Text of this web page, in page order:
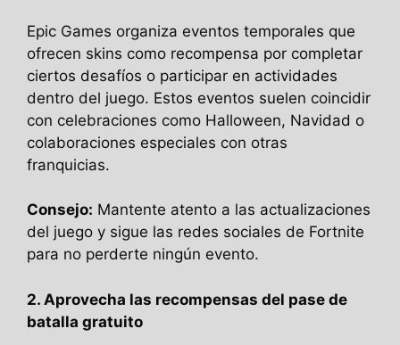
Epic Games organiza eventos temporales que
ofrecen skins como recompensa por completar
ciertos desafíos o participar en actividades
dentro del juego. Estos eventos suelen coincidir
con celebraciones como Halloween, Navidad o
colaboraciones especiales con otras
franquicias.
Consejo: Mantente atento a las actualizaciones
del juego y sigue las redes sociales de Fortnite
para no perderte ningún evento.
2. Aprovecha las recompensas del pase de
batalla gratuito